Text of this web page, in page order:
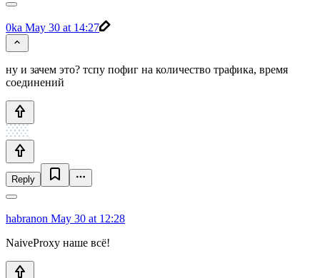
0ka May 30 at 14:27
ну и зачем это? тспу пофиг на количество трафика, время
соединений
Reply
habranon May 30 at 12:28
NaiveProxy наше всё!